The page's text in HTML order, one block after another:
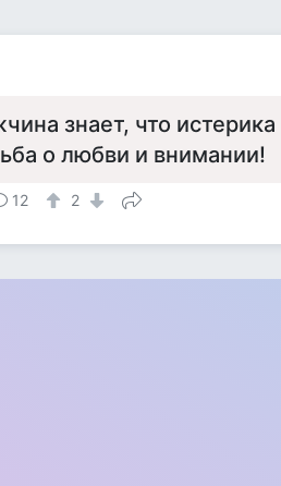
знает, что
о любви и внимании!
12 2